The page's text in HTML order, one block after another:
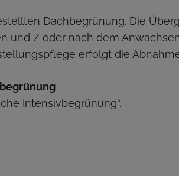
Dachbegrünung. Die
und / oder nach dem
erfolgt die
Intensivbegrünung“.